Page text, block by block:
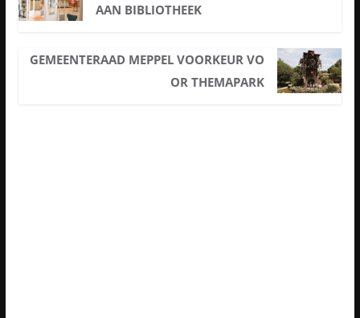
AAN BIBLIOTHEEK
GEMEENTERAAD MEPPEL VOORKEUR VO
OR THEMAPARK